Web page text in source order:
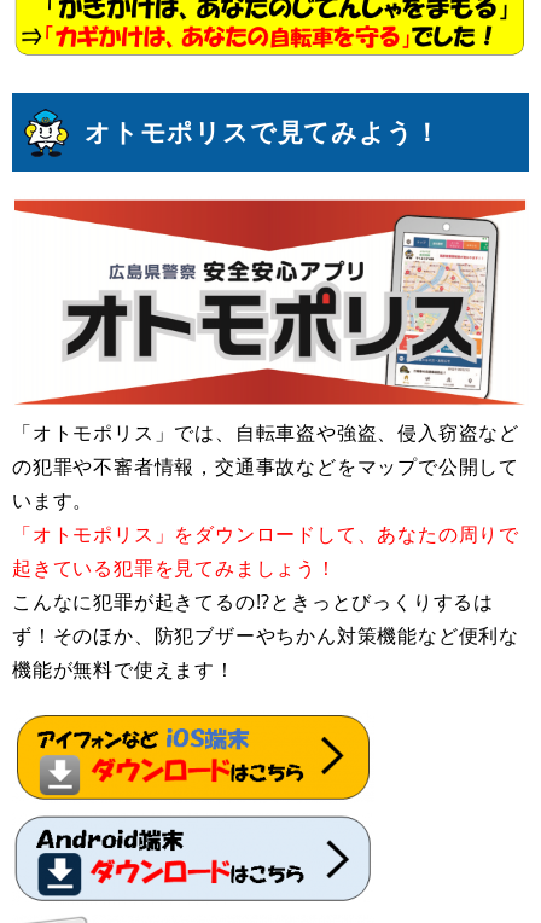
オトモポリスで見てみよう！
「オトモポリス」では、自転車盗や強盗、侵入窃盗など
の犯罪や不審者情報，交通事故などをマップで公開して
います。
「オトモポリス」をダウンロードして、あなたの周りで
起きている犯罪を見てみましょう！
こんなに犯罪が起きてるの!?ときっとびっくりするは
ず！そのほか、防犯ブザーやちかん対策機能など便利な
機能が無料で使えます！